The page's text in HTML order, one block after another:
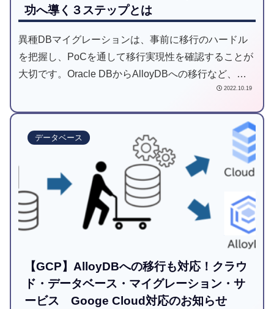
功へ導く３ステップとは
異種DBマイグレーションは、事前に移行のハードル
を把握し、PoCを通して移行実現性を確認することが
大切です。Oracle DBからAlloyDBへの移行など、
Google Cloudへ移行する際にDB変更を検討中の方必
2022.10.19
データベース
【GCP】AlloyDBへの移行も対応！クラウ
ド・データベース・マイグレーション・サ
ービス Googe Cloud対応のお知らせ